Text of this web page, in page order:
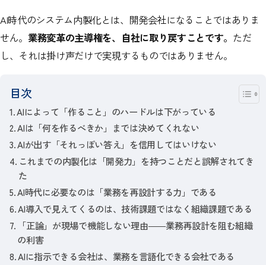
AI時代のシステム内製化とは、開発会社になることではありま
せん。 業務変革の主導権を、自社に取り戻すことです。 ただ
し、それは掛け声だけで実現するものではありません。
目次
AIによって「作ること」のハードルは下がっている
AIは「何を作るべきか」までは決めてくれない
AIが出す「それっぽい答え」を信用してはいけない
これまでの内製化は「開発力」を持つことだと誤解されてき
た
AI時代に必要なのは「業務を再設計する力」である
AI導入で見えてくるのは、技術課題ではなく組織課題である
「正論」が現場で機能しない理由――業務再設計を阻む組織
の利害
AIに指示できる会社は、業務を言語化できる会社である